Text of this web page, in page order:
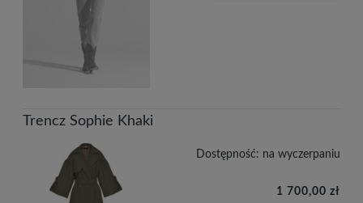
Trencz Sophie Khaki
Dostępność: na wyczerpaniu
1 700,00 zł